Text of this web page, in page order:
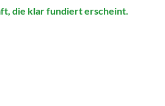
die klar fundiert erscheint.